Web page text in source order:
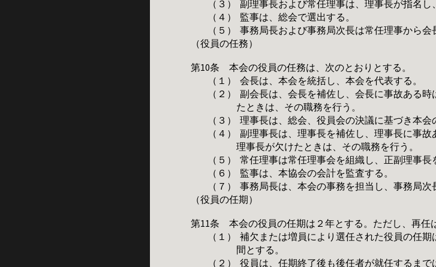
（３）
副理事長および常任理事は、理事長が指名し
（４）
監事は、総会で選出する。
（５）
事務局長および事務局次長は常任理事から会
（役員の任務）
第10条 本会の役員の任務は、次のとおりとする。
（１）
会長は、本会を統括し、本会を代表する。
（２）
副会長は、会長を補佐し、会長に事故ある
たときは、その職務を行う。
（３）
理事長は、総会、役員会の決議に基づき本会
（４）
副理事長は、理事長を補佐し、理事長に事
理事長が欠けたときは、その職務を行う。
（５）
常任理事は常任理事会を組織し、正副理事長
（６）
監事は、本協会の会計を監査する。
（７）
事務局長は、本会の事務を担当し、事務局次
（役員の任期）
第11条 本会の役員の任期は２年とする。ただし、再任
（１）
補欠または増員により選任された役員の任
間とする。
（２）
役員は、任期終了後も後任者が就任するまで